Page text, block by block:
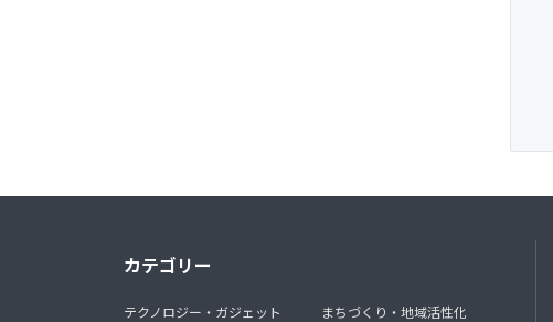
カテゴリー
テクノロジー・ガジェット
まちづくり・地域活性化